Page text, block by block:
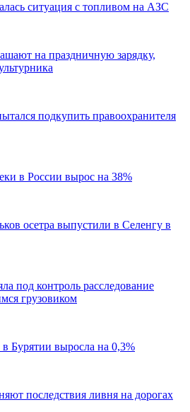
ситуация с топливом на АЗС
на праздничную зарядку,
подкупить правоохранителя
в России вырос на 38%
осетра выпустили в Селенгу в
под контроль расследование
грузовиком
Бурятии выросла на 0,3%
последствия ливня на дорогах